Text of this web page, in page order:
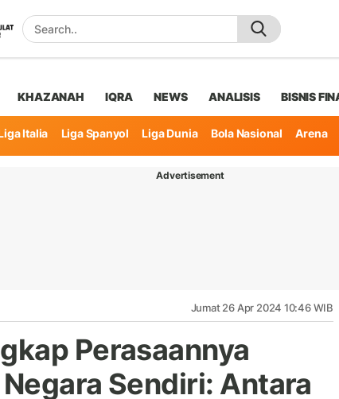
KHAZANAH IQRA NEWS ANALISIS BISNIS
Italia Liga Spanyol Liga Dunia Bola Nasional Arena
Advertisement
Jumat 26 Apr 2024 10:46 WIB
Perasaannya
Sendiri: Antara